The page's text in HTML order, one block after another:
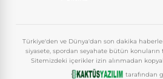
Türkiye'den ve Dünya'dan son dakika
siyasete, spordan seyahate bütün konuların
Sitemizdeki içerikler izin alınmadan
tarafından